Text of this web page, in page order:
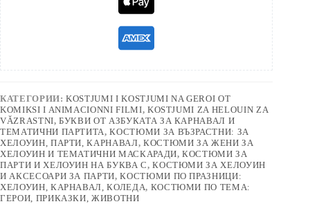
КАТЕГОРИИ:KOSTJUMI I KOSTJUMI NA GEROI OT
KOMIKSI I ANIMACIONNI FILMI, KOSTJUMI ZA HELOUIN ZA
VǍZRASTNI,БУКВИ ОТ АЗБУКАТА ЗА КАРНАВАЛ И
ТЕМАТИЧНИ ПАРТИТА,КОСТЮМИ ЗА ВЪЗРАСТНИ: ЗА
ХЕЛОУИН, ПАРТИ, КАРНАВАЛ, КОСТЮМИ ЗА ЖЕНИ ЗА
ХЕЛОУИН И ТЕМАТИЧНИ МАСКАРАДИ,КОСТЮМИ ЗА
ПАРТИ И ХЕЛОУИН НА БУКВА С,КОСТЮМИ ЗА ХЕЛОУИН
И АКСЕСОАРИ ЗА ПАРТИ,КОСТЮМИ ПО ПРАЗНИЦИ:
ХЕЛОУИН, КАРНАВАЛ, КОЛЕДА, КОСТЮМИ ПО ТЕМА:
ГЕРОИ, ПРИКАЗКИ, ЖИВОТНИ